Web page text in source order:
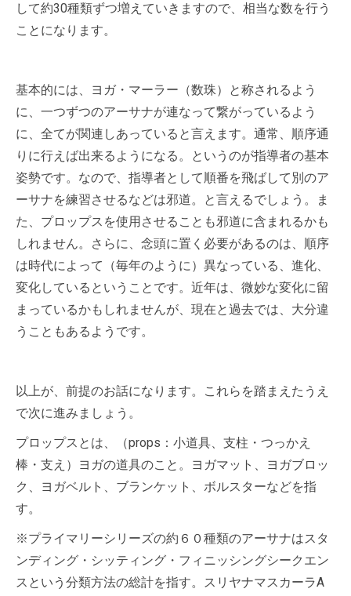
して約30種類ずつ増えていきますので、相当な数を行う
ことになります。
基本的には、ヨガ・マーラー（数珠）と称されるよう
に、一つずつのアーサナが連なって繋がっているよう
に、全てが関連しあっていると言えます。通常、順序通
りに行えば出来るようになる。というのが指導者の基本
姿勢です。なので、指導者として順番を飛ばして別のア
ーサナを練習させるなどは邪道。と言えるでしょう。ま
た、プロップスを使用させることも邪道に含まれるかも
しれません。さらに、念頭に置く必要があるのは、順序
は時代によって（毎年のように）異なっている、進化、
変化しているということです。近年は、微妙な変化に留
まっているかもしれませんが、現在と過去では、大分違
うこともあるようです。
以上が、前提のお話になります。これらを踏まえたうえ
で次に進みましょう。
プロップスとは、（props：小道具、支柱・つっかえ
棒・支え）ヨガの道具のこと。ヨガマット、ヨガブロッ
ク、ヨガベルト、ブランケット、ボルスターなどを指
す。
※プライマリーシリーズの約６０種類のアーサナはスタ
ンディング・シッティング・フィニッシングシークエン
スという分類方法の総計を指す。スリヤナマスカーラA